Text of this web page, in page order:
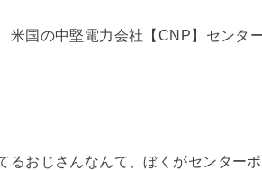
米国の中堅電力会社【CNP】センタ
るおじさんなんて、ぼくがセンター